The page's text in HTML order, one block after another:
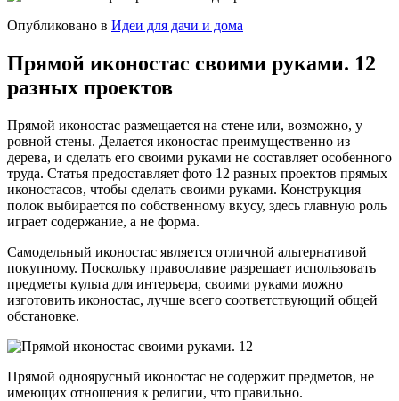
Опубликовано в Идеи для дачи и дома
Прямой иконостас своими руками. 12
разных проектов
Прямой иконостас размещается на стене или, возможно, у
ровной стены. Делается иконостас преимущественно из
дерева, и сделать его своими руками не составляет особенного
труда. Статья предоставляет фото 12 разных проектов прямых
иконостасов, чтобы сделать своими руками. Конструкция
полок выбирается по собственному вкусу, здесь главную роль
играет содержание, а не форма.
Самодельный иконостас является отличной альтернативой
покупному. Поскольку православие разрешает использовать
предметы культа для интерьера, своими руками можно
изготовить иконостас, лучше всего соответствующий общей
обстановке.
Прямой одноярусный иконостас не содержит предметов, не
имеющих отношения к религии, что правильно.